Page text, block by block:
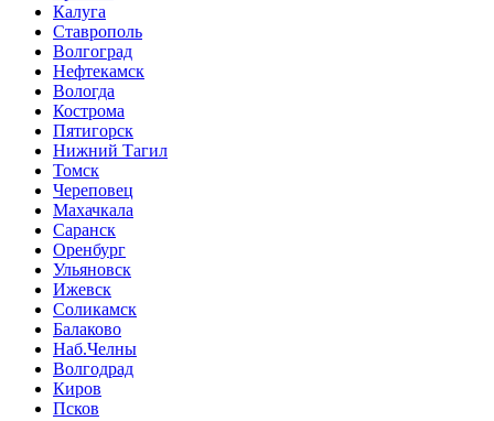
Калуга
Ставрополь
Волгоград
Нефтекамск
Вологда
Кострома
Пятигорск
Нижний Тагил
Томск
Череповец
Махачкала
Саранск
Оренбург
Ульяновск
Ижевск
Соликамск
Балаково
Наб.Челны
Волгодрад
Киров
Псков